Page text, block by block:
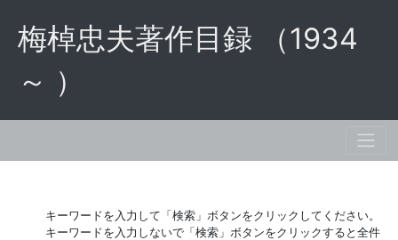
梅棹忠夫著作目録 （1934
～ ）
キーワードを入力して「検索」ボタンをクリックしてください。
キーワードを入力しないで「検索」ボタンをクリックすると全件